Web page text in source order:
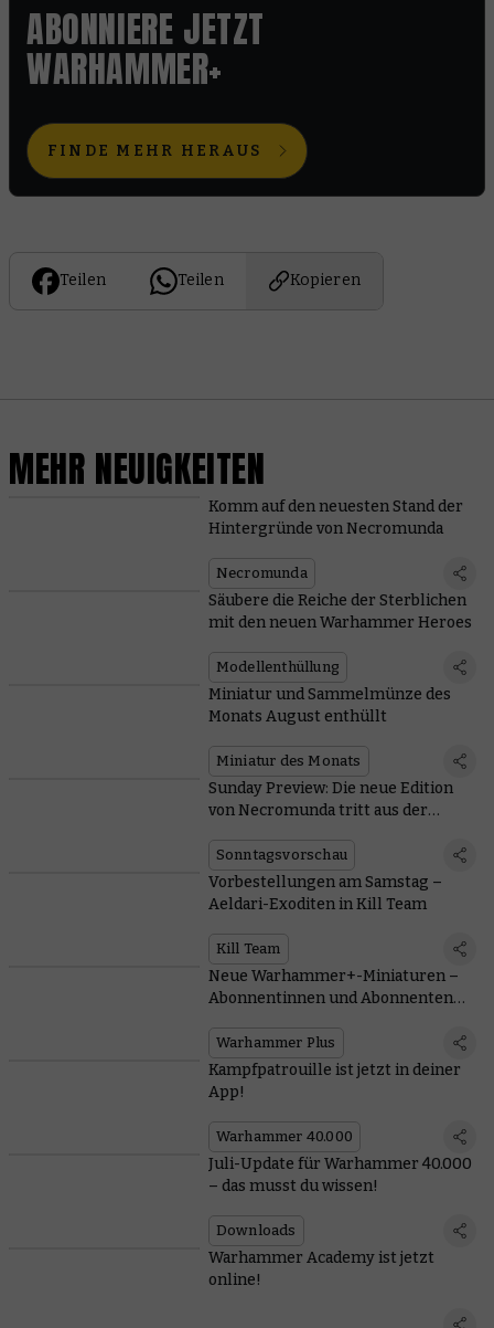
ABONNIERE JETZT
WARHAMMER+
FINDE MEHR HERAUS
Teilen Teilen Kopieren
MEHR NEUIGKEITEN
Komm auf den neuesten Stand der
Hintergründe von Necromunda
Necromunda
Säubere die Reiche der Sterblichen
mit den neuen Warhammer Heroes
Modellenthüllung
Miniatur und Sammelmünze des
Monats August enthüllt
Miniatur des Monats
Sunday Preview: Die neue Edition
von Necromunda tritt aus der
Sonntagsvorschau
Vorbestellungen am Samstag –
Aeldari-Exoditen in Kill Team
Kill Team
Neue Warhammer+-Miniaturen –
Abonnentinnen und Abonnenten
Warhammer Plus
Kampfpatrouille ist jetzt in deiner
App!
Warhammer 40.000
Juli-Update für Warhammer 40.000
– das musst du wissen!
Downloads
Warhammer Academy ist jetzt
online!